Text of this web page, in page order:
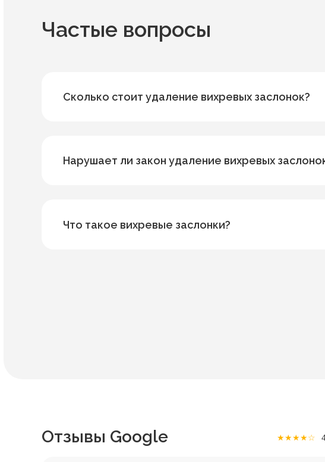
Частые вопросы
Сколько стоит удаление вихревых заслонок?
Нарушает ли закон удаление вихревых
Что такое вихревые заслонки?
Отзывы Google ★★★★☆